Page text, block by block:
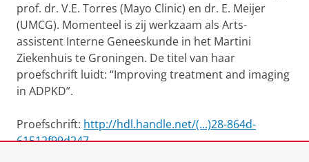
prof. dr. V.E. Torres (Mayo Clinic) en dr. E. Meijer
(UMCG). Momenteel is zij werkzaam als Arts-
assistent Interne Geneeskunde in het Martini
Ziekenhuis te Groningen. De titel van haar
proefschrift luidt: “Improving treatment and imaging
in ADPKD”.
Proefschrift: http://hdl.handle.net/(...)28-864d-
61512f99d247